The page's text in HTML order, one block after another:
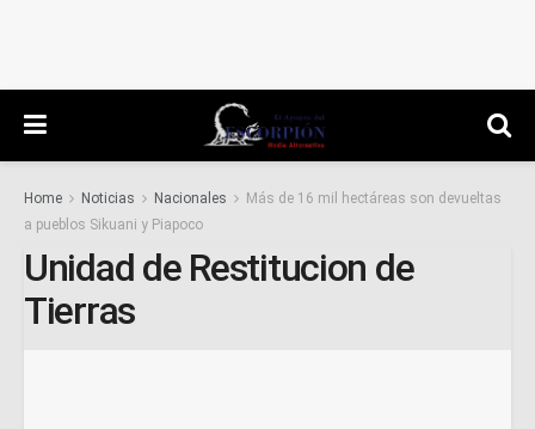
Home Noticias Nacionales
Más de 16 mil hectáreas son devueltas
a pueblos Sikuani y Piapoco
Unidad de Restitucion de
Tierras